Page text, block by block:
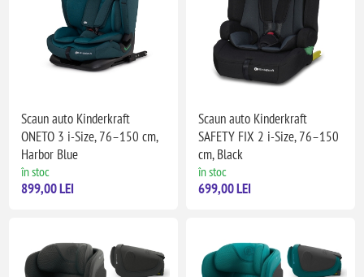
Scaun auto Kinderkraft
ONETO 3 i-Size, 76–150 cm,
Harbor Blue
în stoc
899,00 LEI
Scaun auto Kinderkraft
SAFETY FIX 2 i-Size, 76–150
cm, Black
în stoc
699,00 LEI